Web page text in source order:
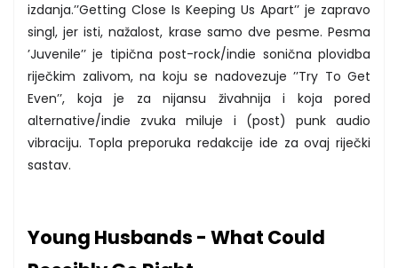
izdanja.’’Getting Close Is Keeping Us Apart’’ je zapravo
singl, jer isti, nažalost, krase samo dve pesme. Pesma
’Juvenile’’ je tipična post-rock/indie sonična plovidba
riječkim zalivom, na koju se nadovezuje ’’Try To Get
Even’’, koja je za nijansu živahnija i koja pored
alternative/indie zvuka miluje i (post) punk audio
vibraciju. Topla preporuka redakcije ide za ovaj riječki
sastav.
Young Husbands - What Could